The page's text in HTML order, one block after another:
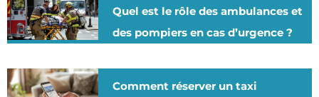
Quel est le rôle des ambulances et
des pompiers en cas d’urgence ?
Comment réserver un taxi